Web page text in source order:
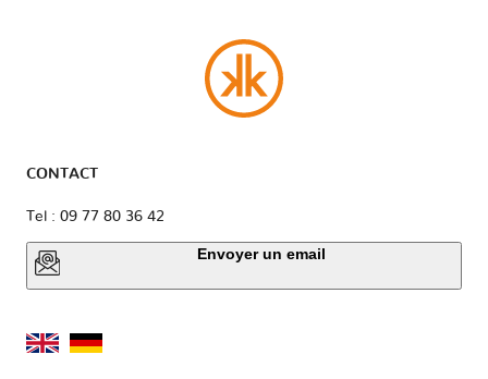
CONTACT
Tel : 09 77 80 36 42
Envoyer un email